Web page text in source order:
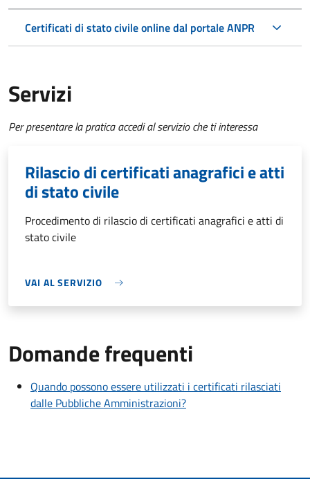
Certificati di stato civile online dal portale ANPR
Servizi
Per presentare la pratica accedi al servizio che ti interessa
Rilascio di certificati anagrafici e atti
di stato civile
Procedimento di rilascio di certificati anagrafici e atti di
stato civile
VAI AL SERVIZIO
Domande frequenti
Quando possono essere utilizzati i certificati rilasciati
dalle Pubbliche Amministrazioni?